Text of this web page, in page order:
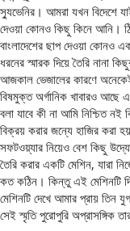
স্যুভেনির। আমরা যখন বিদেশে
দেওয়া কোনও কিছু কিনে আনি।
বাংলাদেশের ছাপ দেওয়া কোনও
ধরনের স্মারক দিয়ে তৈরি নানা
আজকাল ভেজালের কারণে
বিষমুক্ত অর্গানিক খাবারও আছে
বলা যাবে কী না আমি নিশ্চিত নই
বিক্রয় করার জন্যে হাজির করা
সফটওয়্যার নিয়েও বেশ কিছু
তৈরি করার একটি মেশিন, যারা
কত কঠিন। কিন্তু এই মেশিনটি
মেশিনটি দেখে আমার প্রায় তিন
সেই স্মৃতি পুরোপুরি অপ্রাসঙ্গিক